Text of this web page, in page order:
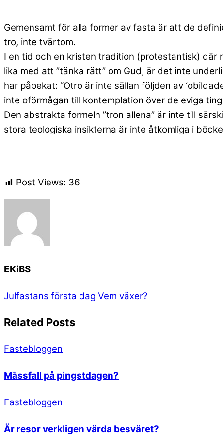
Gemensamt för alla former av fasta är att de
tro, inte tvärtom.
I en tid och en kristen tradition (protestantisk) där
lika med att ”tänka rätt” om Gud, är det inte
har påpekat: “Otro är inte sällan följden av
inte oförmågan till kontemplation över de eviga
Den abstrakta formeln ”tron allena” är inte till
stora teologiska insikterna är inte åtkomliga i
Post Views: 36
EKiBS
Julfastans första dag Vem växer?
Related Posts
Fastebloggen
Mässfall på pingstdagen?
Fastebloggen
Är resor verkligen värda besväret?